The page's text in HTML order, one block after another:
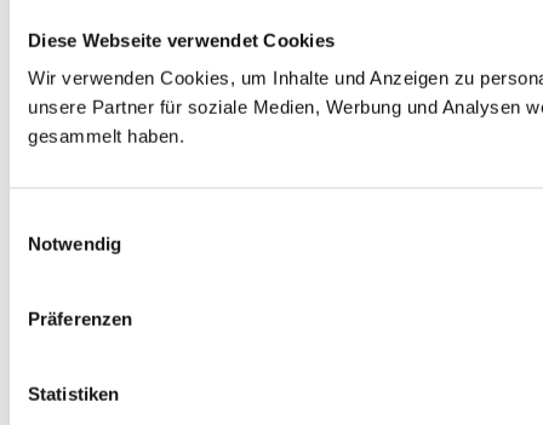
Diese Webseite verwendet Cookies
Wir verwenden Cookies, um Inhalte und Anzeigen zu
unsere Partner für soziale Medien, Werbung und Analysen
gesammelt haben.
Notwendig
Präferenzen
Statistiken